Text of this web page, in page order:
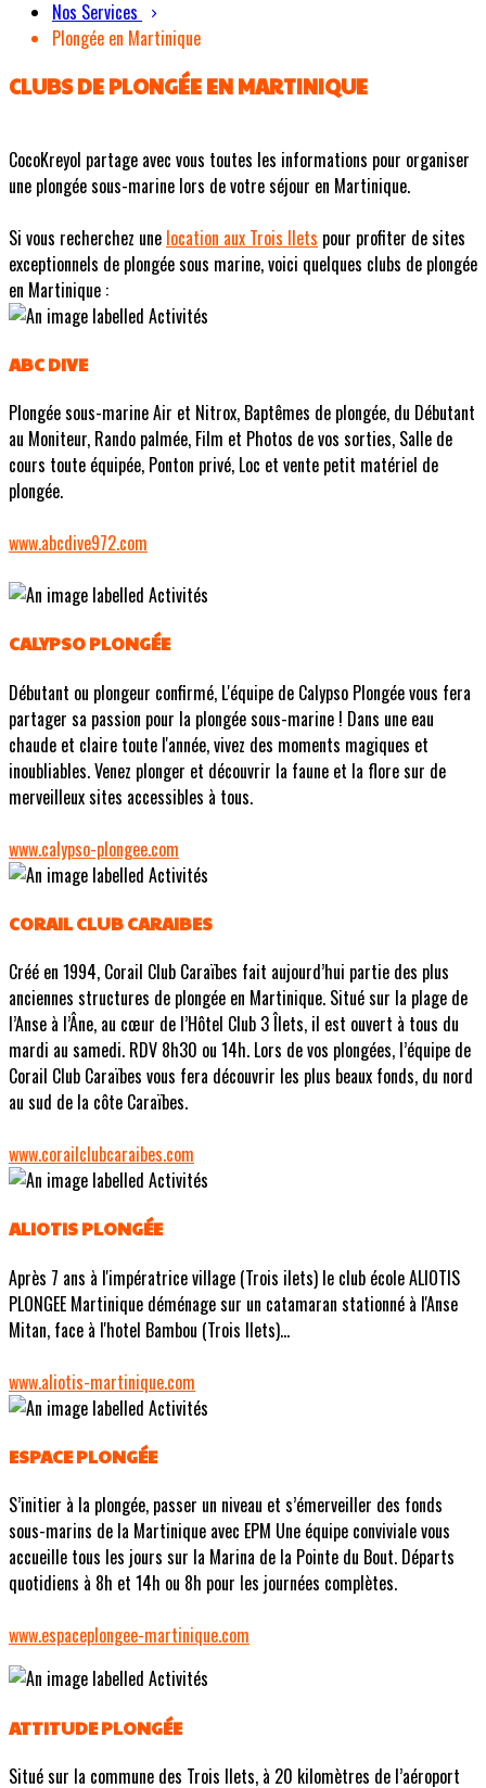
Nos Services
Plongée en Martinique
CLUBS DE PLONGÉE EN MARTINIQUE
CocoKreyol partage avec vous toutes les informations pour organiser
une plongée sous-marine lors de votre séjour en Martinique.
Si vous recherchez une location aux Trois Ilets pour profiter de sites
exceptionnels de plongée sous marine, voici quelques clubs de plongée
en Martinique :
ABC DIVE
Plongée sous-marine Air et Nitrox, Baptêmes de plongée, du Débutant
au Moniteur, Rando palmée, Film et Photos de vos sorties, Salle de
cours toute équipée, Ponton privé, Loc et vente petit matériel de
plongée.
www.abcdive972.com
CALYPSO PLONGÉE
Débutant ou plongeur confirmé, L'équipe de Calypso Plongée vous fera
partager sa passion pour la plongée sous-marine ! Dans une eau
chaude et claire toute l'année, vivez des moments magiques et
inoubliables. Venez plonger et découvrir la faune et la flore sur de
merveilleux sites accessibles à tous.
www.calypso-plongee.com
CORAIL CLUB CARAIBES
Créé en 1994, Corail Club Caraïbes fait aujourd’hui partie des plus
anciennes structures de plongée en Martinique. Situé sur la plage de
l’Anse à l’Âne, au cœur de l’Hôtel Club 3 Îlets, il est ouvert à tous du
mardi au samedi. RDV 8h30 ou 14h. Lors de vos plongées, l’équipe de
Corail Club Caraïbes vous fera découvrir les plus beaux fonds, du nord
au sud de la côte Caraïbes.
www.corailclubcaraibes.com
ALIOTIS PLONGÉE
Après 7 ans à l'impératrice village (Trois ilets) le club école ALIOTIS
PLONGEE Martinique déménage sur un catamaran stationné à l'Anse
Mitan, face à l'hotel Bambou (Trois Ilets)...
www.aliotis-martinique.com
ESPACE PLONGÉE
S’initier à la plongée, passer un niveau et s’émerveiller des fonds
sous-marins de la Martinique avec EPM Une équipe conviviale vous
accueille tous les jours sur la Marina de la Pointe du Bout. Départs
quotidiens à 8h et 14h ou 8h pour les journées complètes.
www.espaceplongee-martinique.com
ATTITUDE PLONGÉE
Situé sur la commune des Trois Ilets, à 20 kilomètres de l’aéroport